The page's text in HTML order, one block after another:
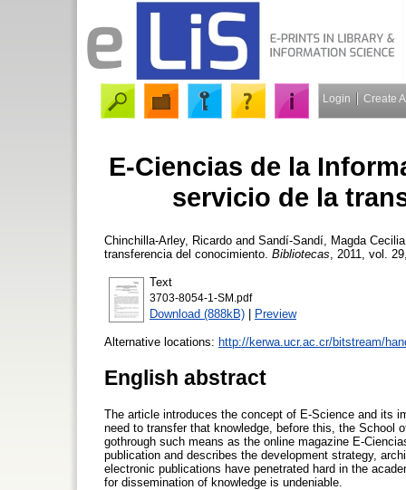
Login Create
E-Ciencias de la
servicio de la
Chinchilla-Arley, Ricardo and Sandí-Sandí, Magda Cecilia
transferencia del conocimiento. Bibliotecas , 2011, vol.
Text
3703-8054-1-SM.pdf
Download (888kB) | Preview
Alternative locations: http://kerwa.ucr.ac.cr/bitstream/
English abstract
The article introduces the concept of E-Science and its
need to transfer that knowledge, before this, the School
gothrough such means as the online magazine E-
publication and describes the development strategy,
electronic publications have penetrated hard in the
for dissemination of knowledge is undeniable.